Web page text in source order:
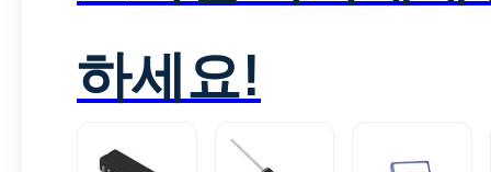
하세요!